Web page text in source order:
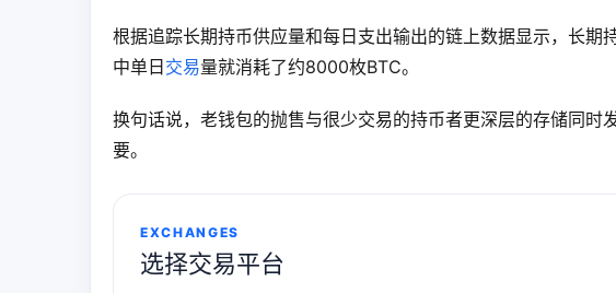
根据追踪长期持币供应量和每日支出输出的链上数据显示，长期
中单日 交易量就消耗了约8000枚BTC。
换句话说，老钱包的抛售与很少交易的持币者更深层的存储同
要。
EXCHANGES
选择交易平台